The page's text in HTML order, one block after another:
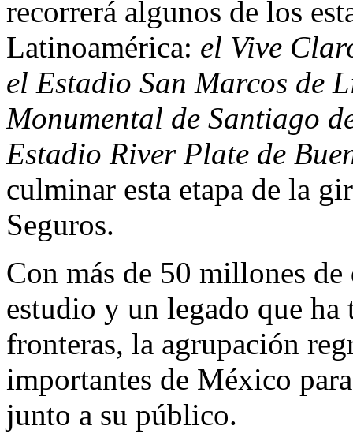
recorrerá algunos de los
Latinoamérica: el Vive
el Estadio San Marcos de
Monumental de Santiago
Estadio River Plate de
culminar esta etapa de la
Seguros.
Con más de 50 millones
estudio y un legado que ha
fronteras, la agrupación
importantes de México
junto a su público.